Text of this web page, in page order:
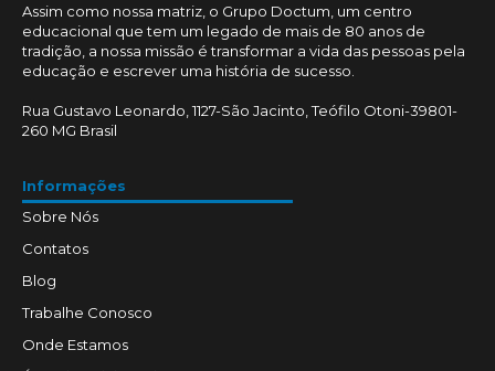
Assim como nossa matriz, o Grupo Doctum, um centro
educacional que tem um legado de mais de 80 anos de
tradição, a nossa missão é transformar a vida das pessoas pela
educação e escrever uma história de sucesso.
Rua Gustavo Leonardo, 1127-São Jacinto, Teófilo Otoni-39801-
260 MG Brasil
Informações
Sobre Nós
Contatos
Blog
Trabalhe Conosco
Onde Estamos